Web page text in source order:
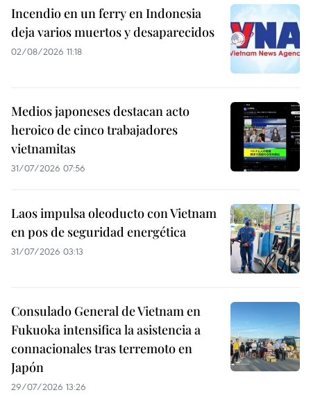
Incendio en un ferry en Indonesia
deja varios muertos y desaparecidos
02/08/2026 11:18
Medios japoneses destacan acto
heroico de cinco trabajadores
vietnamitas
31/07/2026 07:56
Laos impulsa oleoducto con Vietnam
en pos de seguridad energética
31/07/2026 03:13
Consulado General de Vietnam en
Fukuoka intensifica la asistencia a
connacionales tras terremoto en
Japón
29/07/2026 13:26